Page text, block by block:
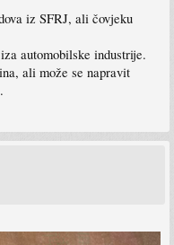
iz SFRJ, ali čovjeku
automobilske industrije.
ali može se napravit